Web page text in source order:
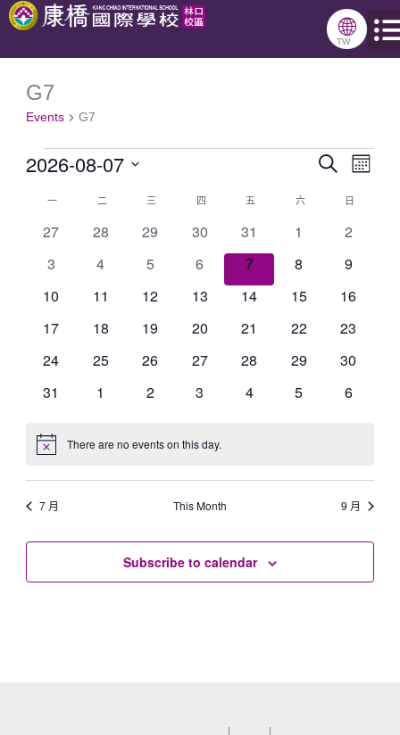
跳
🌐
TW
G7
Events G7
Events
Events
Search
SearchEvent
Month
2026-08-07
Calendar
Events
一
星期一
二
星期二
三
星期三
四 五 六
星期六
日
星期日
0
27
0
28
0
29
0
events
30
0
events
31
0
1
0
2
0
3
0
4
0
5
0
events
6
0
events
7
0
8
0
9
0
10
0
11
0
12
0
13
0
14
0
15
0
16
0
17
0
18
0
19
0
20
0
21
0
22
0
23
0
24
0
25
0
26
0
27
0
28
0
29
0
30
0
31
0
1
0
2
0
3
0
4
0
5
0
6
Notice There are no events on this day.
7 月 This Month 9 月
Subscribe to calendar